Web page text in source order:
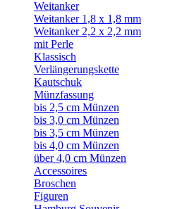
Weitanker
Weitanker 1,8 x 1,8 mm
Weitanker 2,2 x 2,2 mm
mit Perle
Klassisch
Verlängerungskette
Kautschuk
Münzfassung
bis 2,5 cm Münzen
bis 3,0 cm Münzen
bis 3,5 cm Münzen
bis 4,0 cm Münzen
über 4,0 cm Münzen
Accessoires
Broschen
Figuren